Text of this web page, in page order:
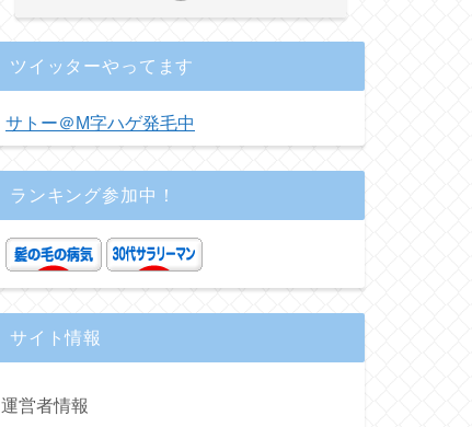
ツイッターやってます
サトー＠M字ハゲ発毛中
ランキング参加中！
サイト情報
運営者情報